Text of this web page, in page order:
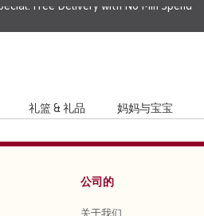
礼篮 & 礼品 妈妈与宝宝
公司的
关于我们